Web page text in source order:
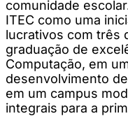
comunidade
ITEC como uma
lucrativos com três
graduação de
Computação, em
desenvolvimento
em um campus
integrais para a